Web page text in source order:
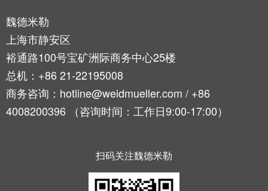
魏德米勒
上海市静安区
裕通路100号宝矿洲际商务中心25楼
总机：+86 21-22195008
商务咨询：hotline@weidmueller.com / +86
4008200396 （咨询时间：工作日9:00-17:00）
扫码关注魏德米勒